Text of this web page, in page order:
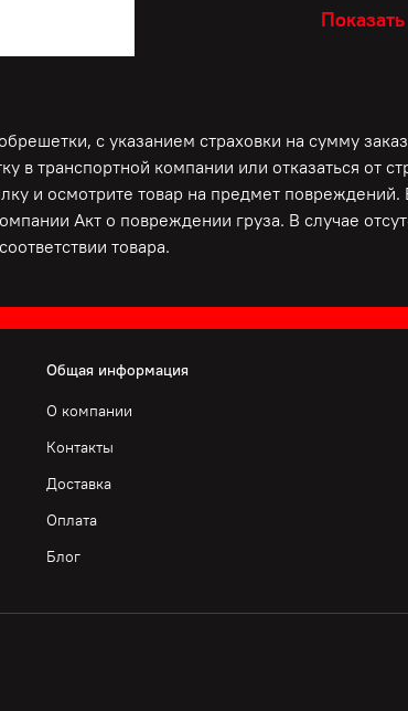
любом
с указанием страховки на сумму
в транспортной компании или отказаться от
и осмотрите товар на предмет
Акт о повреждении груза. В случае
товара.
Общая информация
О компании
Контакты
Доставка
Оплата
Блог